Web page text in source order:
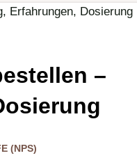
Erfahrungen, Dosierung
–
(NPS)